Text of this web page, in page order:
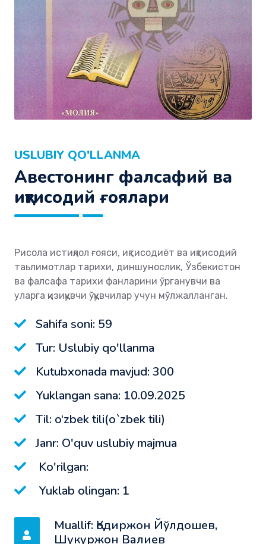
USLUBIY QO'LLANMA
Авестонинг фалсафий ва
иқтисодий ғоялари
Рисола истиқлол ғояси, иқтисодиёт ва иқтисодий
таьлимотлар тарихи, диншунослик, Ўзбекистон
ва фалсафа тарихи фанларини ўрганувчи ва
уларга қизиқувчи ўқувчилар учун мўлжалланган.
Sahifa soni: 59
Tur: Uslubiy qo'llanma
Kutubxonada mavjud: 300
Yuklangan sana: 10.09.2025
Til: o‘zbek tili(o`zbek tili)
Janr: O'quv uslubiy majmua
Ko'rilgan:
Yuklab olingan: 1
Muallif: Қодиржон Йўлдошев,
Шукуржон Валиев